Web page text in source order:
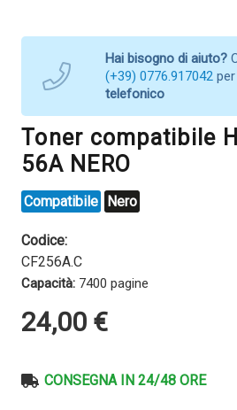
Hai bisogno di aiuto?
(+39) 0776.917042
telefonico
Toner compatibile
56A NERO
Compatibile Nero
Codice:
CF256A.C
Capacità: 7400 pagine
24,00 €
CONSEGNA IN 24/48 ORE